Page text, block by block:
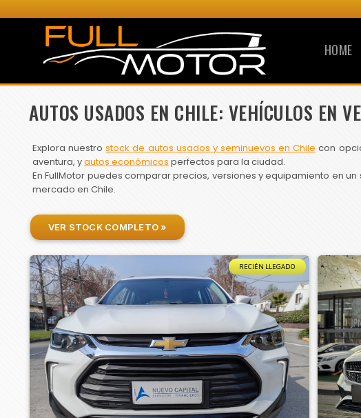
HOME
AUTOS USADOS EN CHILE: VEHÍCULOS EN
Explora nuestrostock de autos usados y seminuevos en Chile con
aventura, yautos económicos perfectos para la ciudad.
En FullMotor puedes comparar precios, versiones y equipamiento en
mercado en Chile.
VER STOCK COMPLETO »
RECIÉN LLEGADO